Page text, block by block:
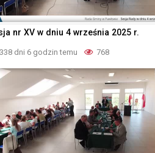
nr XV w dniu 4 września 2025 r.
338 dni 6 godzin temu 768